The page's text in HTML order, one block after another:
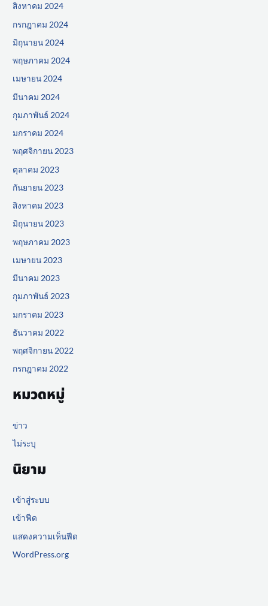
สิงหาคม 2024
กรกฎาคม 2024
มิถุนายน 2024
พฤษภาคม 2024
เมษายน 2024
มีนาคม 2024
กุมภาพันธ์ 2024
มกราคม 2024
พฤศจิกายน 2023
ตุลาคม 2023
กันยายน 2023
สิงหาคม 2023
มิถุนายน 2023
พฤษภาคม 2023
เมษายน 2023
มีนาคม 2023
กุมภาพันธ์ 2023
มกราคม 2023
ธันวาคม 2022
พฤศจิกายน 2022
กรกฎาคม 2022
หมวดหมู่
ข่าว
ไม่ระบุ
นิยาม
เข้าสู่ระบบ
เข้าฟีด
แสดงความเห็นฟีด
WordPress.org